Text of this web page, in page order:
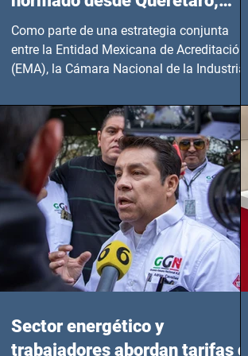
Hidalgo y BCS
Como parte de una estrategia conjunta
entre la Entidad Mexicana de Acreditación
(EMA), la Cámara Nacional de la Industria
Sector energético y
trabajadores abordan tarifas de